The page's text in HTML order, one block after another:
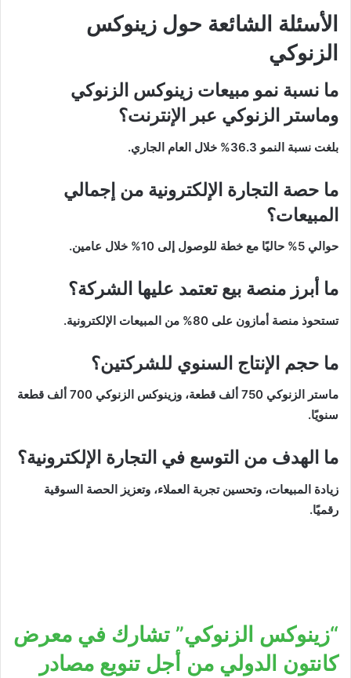
الأسئلة الشائعة حول زينوكس
الزنوكي
ما نسبة نمو مبيعات زينوكس الزنوكي
وماستر الزنوكي عبر الإنترنت؟
بلغت نسبة النمو 36.3% خلال العام الجاري.
ما حصة التجارة الإلكترونية من إجمالي
المبيعات؟
حوالي 5% حاليًا مع خطة للوصول إلى 10% خلال عامين.
ما أبرز منصة بيع تعتمد عليها الشركة؟
تستحوذ منصة أمازون على 80% من المبيعات الإلكترونية.
ما حجم الإنتاج السنوي للشركتين؟
ماستر الزنوكي 750 ألف قطعة، وزينوكس الزنوكي 700 ألف قطعة
سنويًا.
ما الهدف من التوسع في التجارة الإلكترونية؟
زيادة المبيعات، وتحسين تجربة العملاء، وتعزيز الحصة السوقية
رقميًا.
“زينوكس الزنوكي” تشارك في معرض
كانتون الدولي من أجل تنويع مصادر